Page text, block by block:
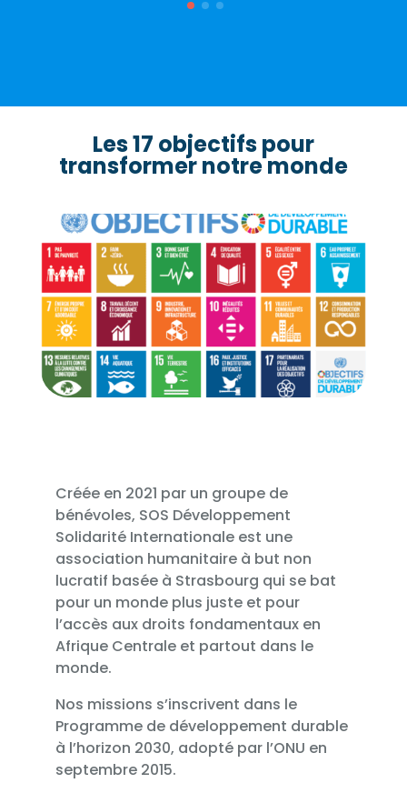
Les 17 objectifs pour
transformer notre monde
Créée en 2021 par un groupe de
bénévoles, SOS Développement
Solidarité Internationale est une
association humanitaire à but non
lucratif basée à Strasbourg qui se bat
pour un monde plus juste et pour
l’accès aux droits fondamentaux en
Afrique Centrale et partout dans le
monde.
Nos missions s’inscrivent dans le
Programme de développement durable
à l’horizon 2030, adopté par l’ONU en
septembre 2015.